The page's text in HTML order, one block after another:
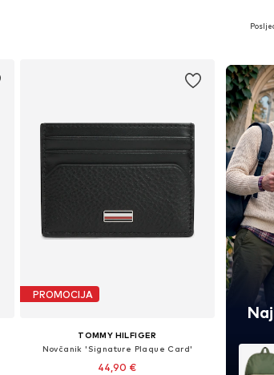
PROMOCIJA
TOMMY HILFIGER
Novčanik 'Signature Plaque Card'
44,90 €